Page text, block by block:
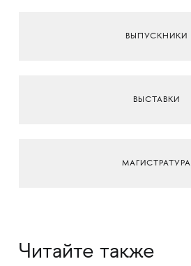
ВЫПУСКНИКИ
ВЫСТАВКИ
МАГИСТРАТУРА
Читайте также